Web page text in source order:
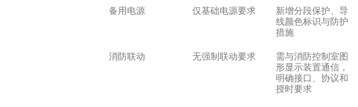
备用电源 仅基础电源要求
新增分段保护、导
线颜色标识与防护
措施
消防联动 无强制联动要求
需与消防控制室图
形显示装置通信，
明确接口、协议和
授时要求